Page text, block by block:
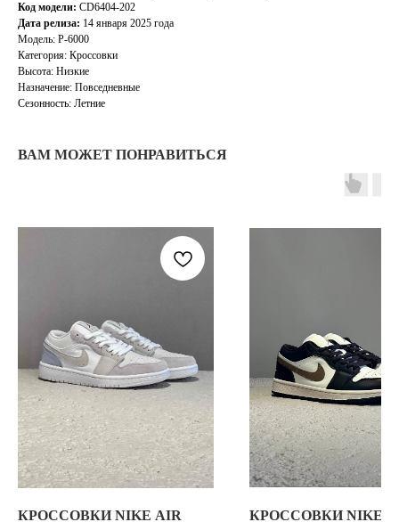
Код модели: CD6404-202
Дата релиза: 14 января 2025 года
Модель: P-6000
Категория: Кроссовки
Высота: Низкие
Назначение: Повседневные
Сезонность: Летние
ВАМ МОЖЕТ ПОНРАВИТЬСЯ
КРОССОВКИ NIKE AIR
КРОССОВКИ NIKE
TELEGRAM
ОПЛАТА,
ДОСТАВКА,
ВОЗВРАТ
ПОЛИТИКА
КОНФИДЕНЦИАЛЬНОСТИ
ПОЛИТИКА
ИСПОЛЬЗОВАНИЯ
COOKIE - ФАЙЛОВ
ОФЕРТА
ОДЕЖДА
РАЗМЕРОВ